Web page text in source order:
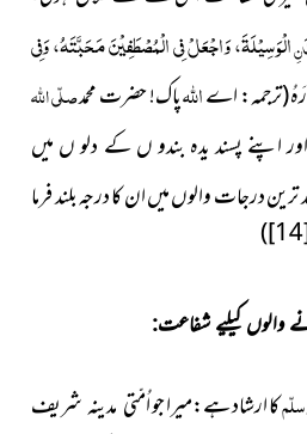
نِالْوَسِیْلَۃَ، وَاجْعَلْفِی الْمُصْطَفِیْنَ مَحَبَّتَہُ، وَفِی
(ترجمہ: اےاللہپاک! حضرت محمدصلّی اللہ
اور اپنے پسند یدہ بندو ں کے دلو ں میں
ترین درجات والوں میں ان کا درجہ بلند فرما
)
والوں کیلیے شفاعت:
کا ارشاد ہے:میراجواُمّتی مدينہ شریف